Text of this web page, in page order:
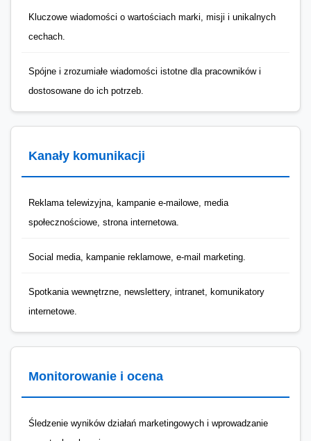
Kluczowe wiadomości o wartościach marki, misji i unikalnych
cechach.
Spójne i zrozumiałe wiadomości istotne dla pracowników i
dostosowane do ich potrzeb.
Kanały komunikacji
Reklama telewizyjna, kampanie e-mailowe, media
społecznościowe, strona internetowa.
Social media, kampanie reklamowe, e-mail marketing.
Spotkania wewnętrzne, newslettery, intranet, komunikatory
internetowe.
Monitorowanie i ocena
Śledzenie wyników działań marketingowych i wprowadzanie